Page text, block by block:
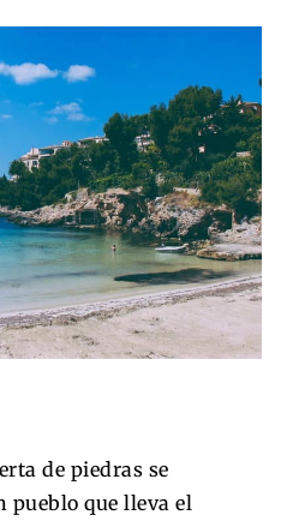
de piedras se
pueblo que lleva el